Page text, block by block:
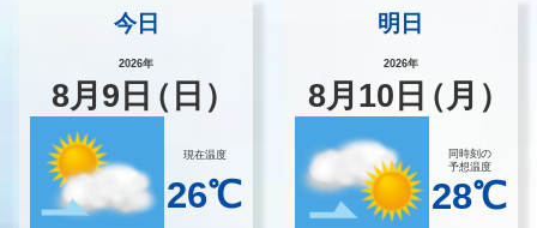
今日
2026年
8月 9 日（日）
現在温度
26℃
明日
2026年
8月 10 日（月）
同時刻の
予想温度
28℃